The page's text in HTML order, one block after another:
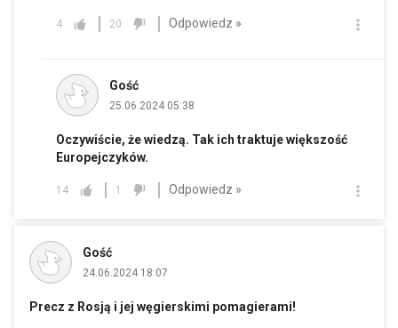
4 20 Odpowiedz »
Gość
25.06.2024 05:38
Oczywiście, że wiedzą. Tak ich traktuje większość
Europejczyków.
14 1 Odpowiedz »
Gość
24.06.2024 18:07
Precz z Rosją i jej węgierskimi pomagierami!